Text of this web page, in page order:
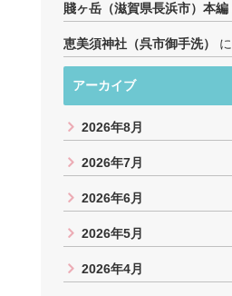
賤ヶ岳（滋賀県長浜市）本編
恵美須神社（呉市御手洗） に
アーカイブ
2026年8月
2026年7月
2026年6月
2026年5月
2026年4月